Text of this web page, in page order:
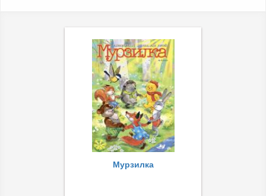
Мурзилка